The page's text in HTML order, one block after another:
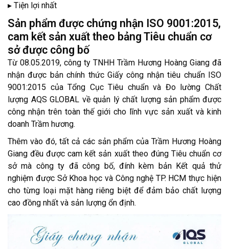
▸ Tiện lợi nhất
Sản phẩm được chứng nhận ISO 9001:2015,
cam kết sản xuất theo bảng Tiêu chuẩn cơ
sở được công bố
Từ 08.05.2019, công ty TNHH Trầm Hương Hoàng Giang đã
nhận được bản chính thức Giấy công nhận tiêu chuẩn ISO
9001:2015 của Tổng Cục Tiêu chuẩn và Đo lường Chất
lượng AQS GLOBAL về quản lý chất lượng sản phẩm được
công nhận trên toàn thế giới cho lĩnh vực sản xuất và kinh
doanh Trầm hương.
Thêm vào đó, tất cả các sản phẩm của Trầm Hương Hoàng
Giang đều được cam kết sản xuất theo đúng Tiêu chuẩn cơ
sở mà công ty đã công bố, đính kèm bản Kết quả thử
nghiệm được Sở Khoa học và Công nghệ TP. HCM thực hiện
cho từng loại mặt hàng riêng biệt để đảm bảo chất lượng
cao đồng nhất và sản lượng ổn định.